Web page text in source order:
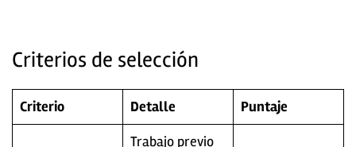
Criterios de selección
Criterio Detalle
Puntaje
Trabajo previo